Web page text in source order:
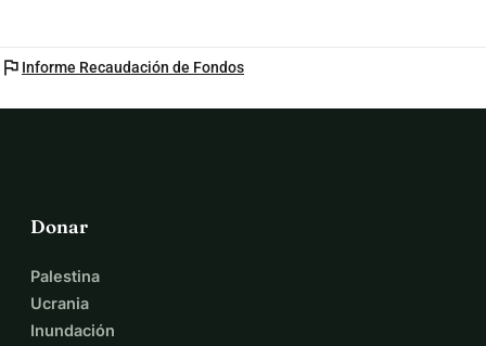
flag Informe Recaudación de Fondos
Donar
Palestina
Ucrania
Inundación